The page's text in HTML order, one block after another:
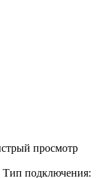
просмотр
Тип подключения: